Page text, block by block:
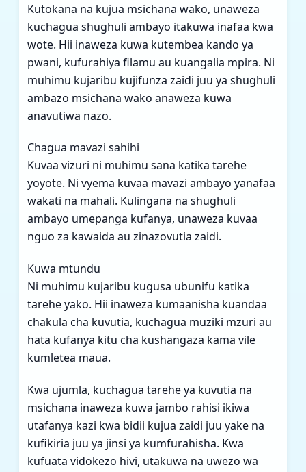
Kutokana na kujua msichana wako, unaweza
kuchagua shughuli ambayo itakuwa inafaa kwa
wote. Hii inaweza kuwa kutembea kando ya
pwani, kufurahiya filamu au kuangalia mpira. Ni
muhimu kujaribu kujifunza zaidi juu ya shughuli
ambazo msichana wako anaweza kuwa
anavutiwa nazo.
Chagua mavazi sahihi
Kuvaa vizuri ni muhimu sana katika tarehe
yoyote. Ni vyema kuvaa mavazi ambayo yanafaa
wakati na mahali. Kulingana na shughuli
ambayo umepanga kufanya, unaweza kuvaa
nguo za kawaida au zinazovutia zaidi.
Kuwa mtundu
Ni muhimu kujaribu kugusa ubunifu katika
tarehe yako. Hii inaweza kumaanisha kuandaa
chakula cha kuvutia, kuchagua muziki mzuri au
hata kufanya kitu cha kushangaza kama vile
kumletea maua.
Kwa ujumla, kuchagua tarehe ya kuvutia na
msichana inaweza kuwa jambo rahisi ikiwa
utafanya kazi kwa bidii kujua zaidi juu yake na
kufikiria juu ya jinsi ya kumfurahisha. Kwa
kufuata vidokezo hivi, utakuwa na uwezo wa